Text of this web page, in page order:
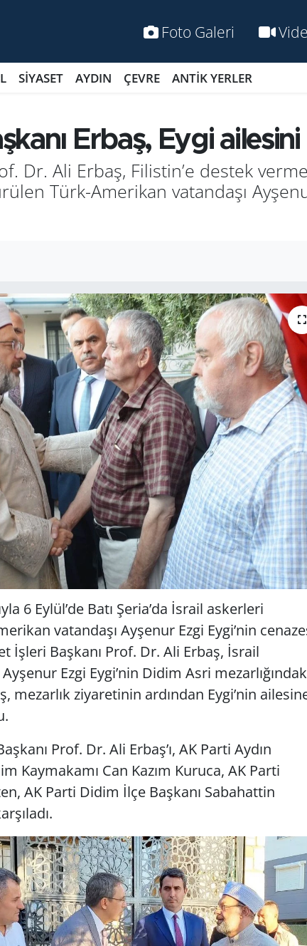
Foto Galeri
SİYASET AYDIN ÇEVRE ANTİK YERLER
Erbaş, Eygi
Dr. Ali Erbaş, Filistin’e destek
Türk-Amerikan vatandaşı
6 Eylül’de Batı Şeria’da İsrail askerleri
vatandaşı Ayşenur Ezgi Eygi’nin
İşleri Başkanı Prof. Dr. Ali Erbaş, İsrail
Ezgi Eygi’nin Didim Asri
mezarlık ziyaretinin ardından Eygi’nin
Prof. Dr. Ali Erbaş’ı, AK Parti Aydın
Kaymakamı Can Kazım Kuruca, AK Parti
AK Parti Didim İlçe Başkanı Sabahattin